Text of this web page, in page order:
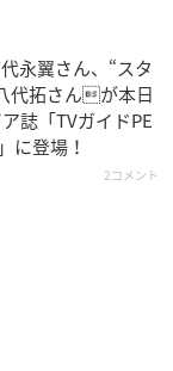
永翼さん、“スタ
代拓さんが本日
誌「TVガイドPE
に登場！
2コメント